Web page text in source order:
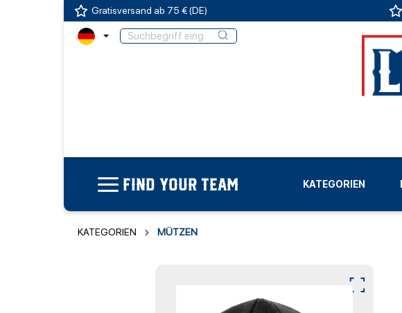
Gratisversand ab 75 € (DE)
FIND YOUR TEAM KATEGORIEN
KATEGORIEN MÜTZEN